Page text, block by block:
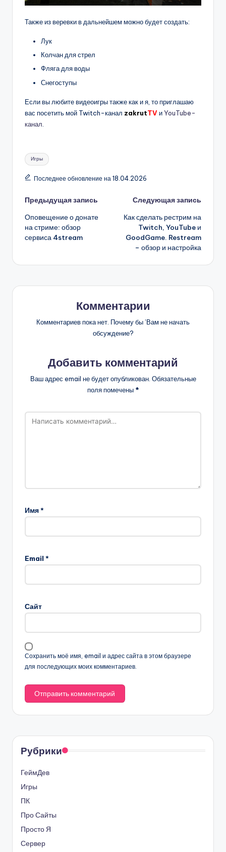
Также из веревки в дальнейшем можно будет создать:
Лук
Колчан для стрел
Фляга для воды
Снегоступы
Если вы любите видеоигры также как и я, то приглашаю
вас посетить мой Twitch-канал zakrutTVиYouTube-
канал
Метки:
Игры
Последнее обновление на 18.04.2026
Навигация
записи
Предыдущая запись
Оповещение о донате
на стриме: обзор
сервиса 4stream
Следующая запись
Как сделать рестрим на
Twitch, YouTube и
GoodGame. Restream
– обзор и настройка
Комментарии
Комментариев пока нет. Почему бы ’Вам не начать
обсуждение?
Добавить комментарий
Ваш адрес email не будет опубликован. Обязательные
поля помечены *
Имя*
Email *
Сайт
Сохранить моё имя, email и адрес сайта в этом браузере
для последующих моих комментариев.
Рубрики
ГеймДев
Игры
ПК
Про Сайты
Просто Я
Сервер